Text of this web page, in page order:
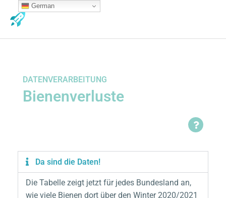
Inhalt
DATENVERARBEITUNG
Bienenverluste
Da sind die Daten!
Die Tabelle zeigt jetzt für jedes Bundesland an,
wie viele Bienen dort über den Winter 2020/2021
German